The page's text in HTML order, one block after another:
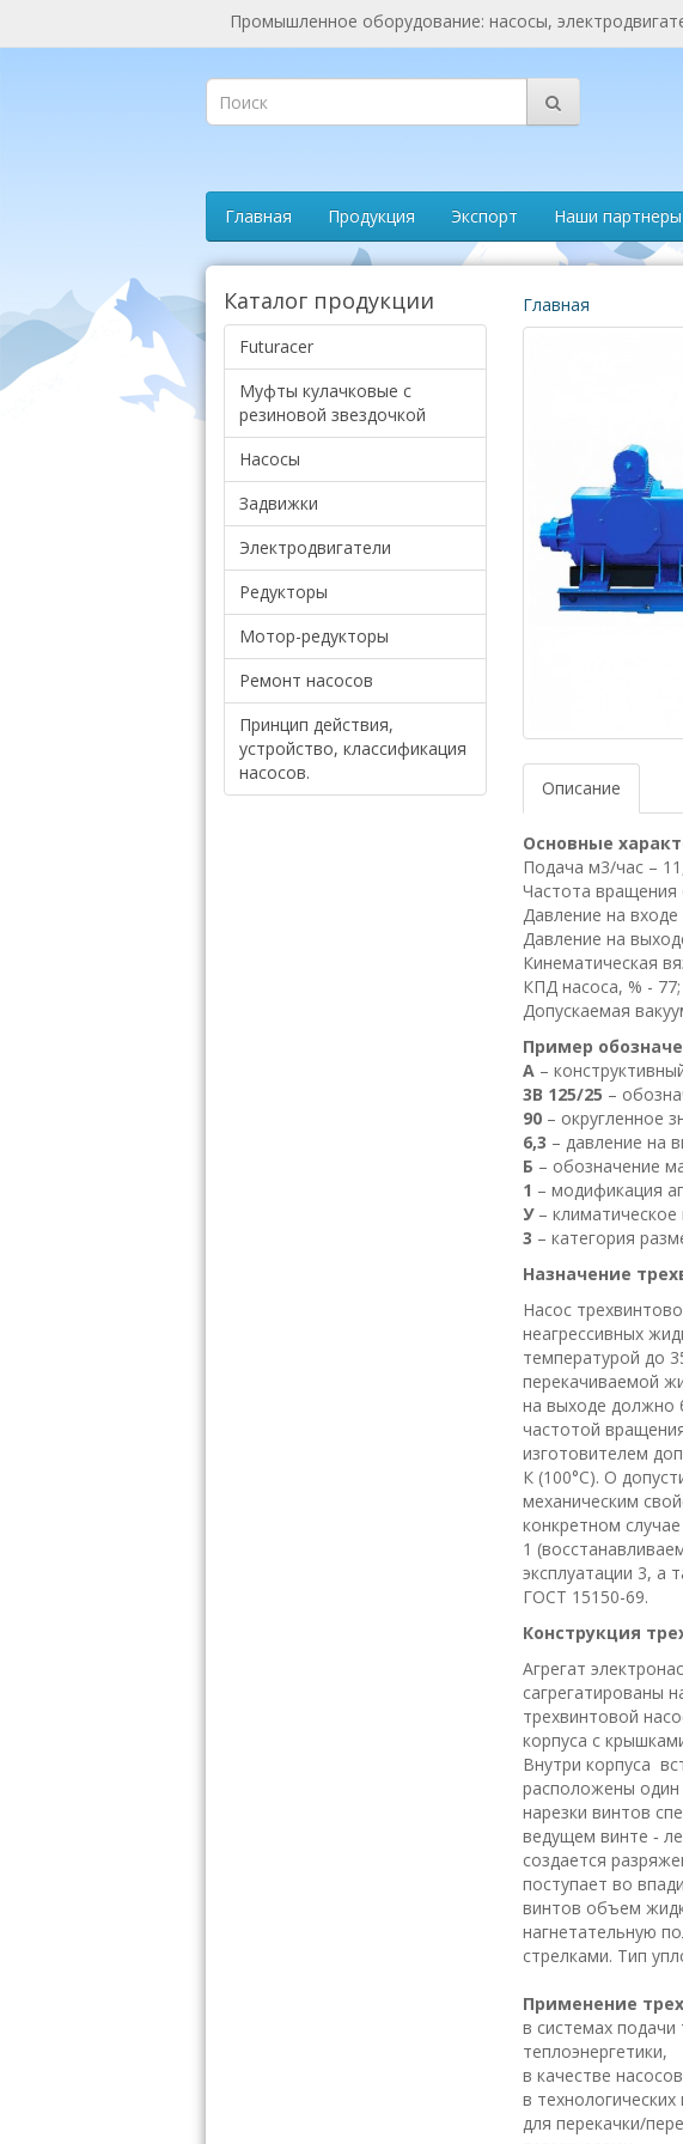
Промышленное оборудование: насосы,
Главная Продукция Экспорт Наши партнеры
Каталог продукции
Futuracer
Муфты кулачковые с
резиновой звездочкой
Насосы
Задвижки
Электродвигатели
Редукторы
Мотор-редукторы
Ремонт насосов
Принцип действия,
устройство, классификация
насосов.
Главная
Описание
Основные
Подача м3/час –
Частота вращения
Давление на
Давление на
Кинематическая
КПД насоса, % - 77;
Допускаемая
Пример
А –
3В 125/25 –
90 – округленное
6,3 – давление на
Б – обозначение
1 – модификация
У – климатическое
3 – категория
Назначение
Насос
неагрессивных
температурой до
перекачиваемой
на выходе должно
частотой
изготовителем
К (100°С). О
механическим
конкретном
1
эксплуатации 3, а
ГОСТ 15150-69.
Конструкция
Агрегат
сагрегатированы
трехвинтовой
корпуса с
Внутри корпуса
расположены
нарезки винтов
ведущем винте ‑
создается
поступает во
винтов объем
нагнетательную
стрелками. Тип
Применение
в системах
теплоэнергетики,
в качестве
в
для перекачки/